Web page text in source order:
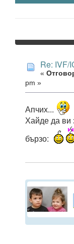
Re: IVF/
«
pm »
Апчих...
Хайде да ви
бързо: